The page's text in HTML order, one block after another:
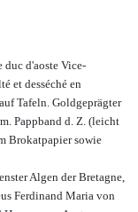
duc d'aoste Vice-
et desséché en
Tafeln. Goldgeprägter
Pappband d. Z. (leicht
Brokatpapier sowie
Algen der Bretagne,
Ferdinand Maria von